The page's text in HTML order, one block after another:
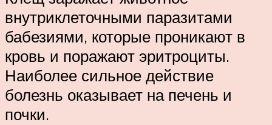
внутриклеточными паразитами
бабезиями, которые проникают в
кровь и поражают эритроциты.
Наиболее сильное действие
болезнь оказывает на печень и
почки.